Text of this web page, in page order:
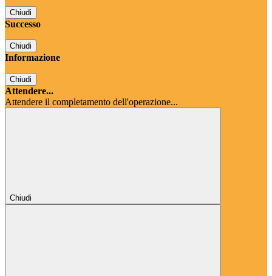
Chiudi
Successo
Chiudi
Informazione
Chiudi
Attendere...
Attendere il completamento dell'operazione...
Chiudi